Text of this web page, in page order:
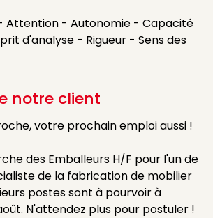
Attention - Autonomie - Capacité
d'analyse - Rigueur - Sens des
notre client
votre prochain emploi aussi !
des Emballeurs H/F pour l'un de
de la fabrication de mobilier
postes sont à pourvoir à
N'attendez plus pour postuler !